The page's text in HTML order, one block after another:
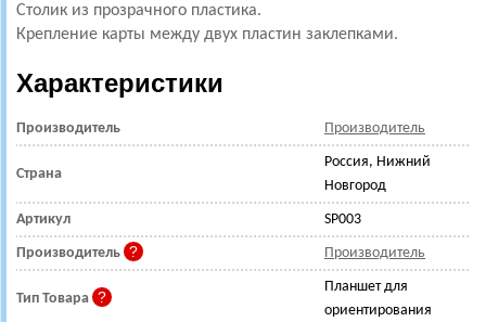
Столик из прозрачного пластика.
Крепление карты между двух пластин заклепками.
Характеристики
Производитель Производитель
Страна
Россия, Нижний
Новгород
Артикул SP003
Производитель Производитель
Тип Товара
Планшет для
ориентирования